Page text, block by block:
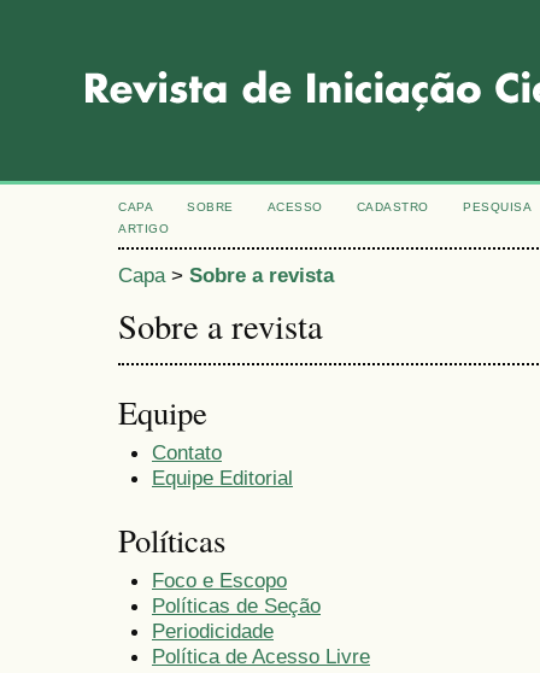
CAPA SOBRE ACESSO CADASTRO
PESQUISA
ARTIGO
Capa> Sobre a revista
Sobre a revista
Equipe
Contato
Equipe Editorial
Políticas
Foco e Escopo
Políticas de Seção
Periodicidade
Política de Acesso Livre